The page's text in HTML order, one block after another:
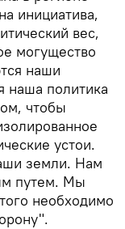
инициатива,
вес,
могущество
наши
наша политика
чтобы
устои.
земли. Нам
путем. Мы
необходимо